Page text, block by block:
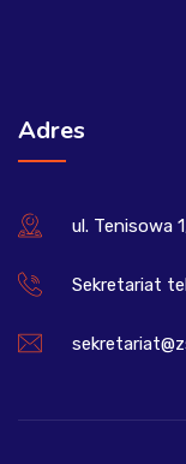
Adres
ul. Tenisowa
Sekretariat